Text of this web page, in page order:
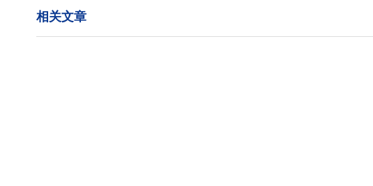
相关文章